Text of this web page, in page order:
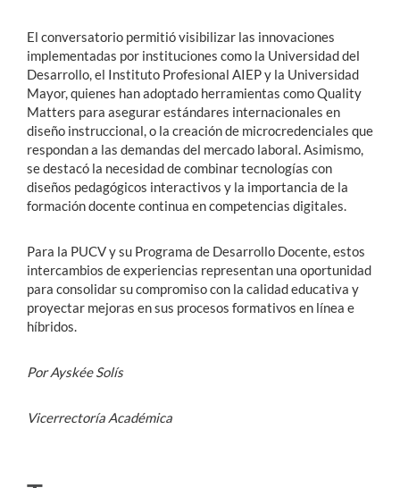
El conversatorio permitió visibilizar las innovaciones
implementadas por instituciones como la Universidad del
Desarrollo, el Instituto Profesional AIEP y la Universidad
Mayor, quienes han adoptado herramientas como Quality
Matters para asegurar estándares internacionales en
diseño instruccional, o la creación de microcredenciales que
respondan a las demandas del mercado laboral. Asimismo,
se destacó la necesidad de combinar tecnologías con
diseños pedagógicos interactivos y la importancia de la
formación docente continua en competencias digitales.
Para la PUCV y su Programa de Desarrollo Docente, estos
intercambios de experiencias representan una oportunidad
para consolidar su compromiso con la calidad educativa y
proyectar mejoras en sus procesos formativos en línea e
híbridos.
Por Ayskée Solís
Vicerrectoría Académica